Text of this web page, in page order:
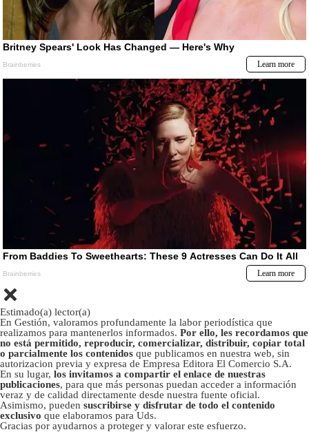
Estimado(a) lector(a)
En Gestión, valoramos profundamente la labor periodística que
realizamos para mantenerlos informados. Por ello, les recordamos que
no está permitido, reproducir, comercializar, distribuir, copiar total
o parcialmente los contenidos que publicamos en nuestra web, sin
autorizacion previa y expresa de Empresa Editora El Comercio S.A.
En su lugar, los invitamos a compartir el enlace de nuestras
publicaciones, para que más personas puedan acceder a información
veraz y de calidad directamente desde nuestra fuente oficial.
Asimismo, pueden suscribirse y disfrutar de todo el contenido
exclusivo que elaboramos para Uds.
Gracias por ayudarnos a proteger y valorar este esfuerzo.